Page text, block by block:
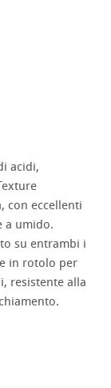
acidi,
con eccellenti
a umido.
su entrambi i
in rotolo per
resistente alla